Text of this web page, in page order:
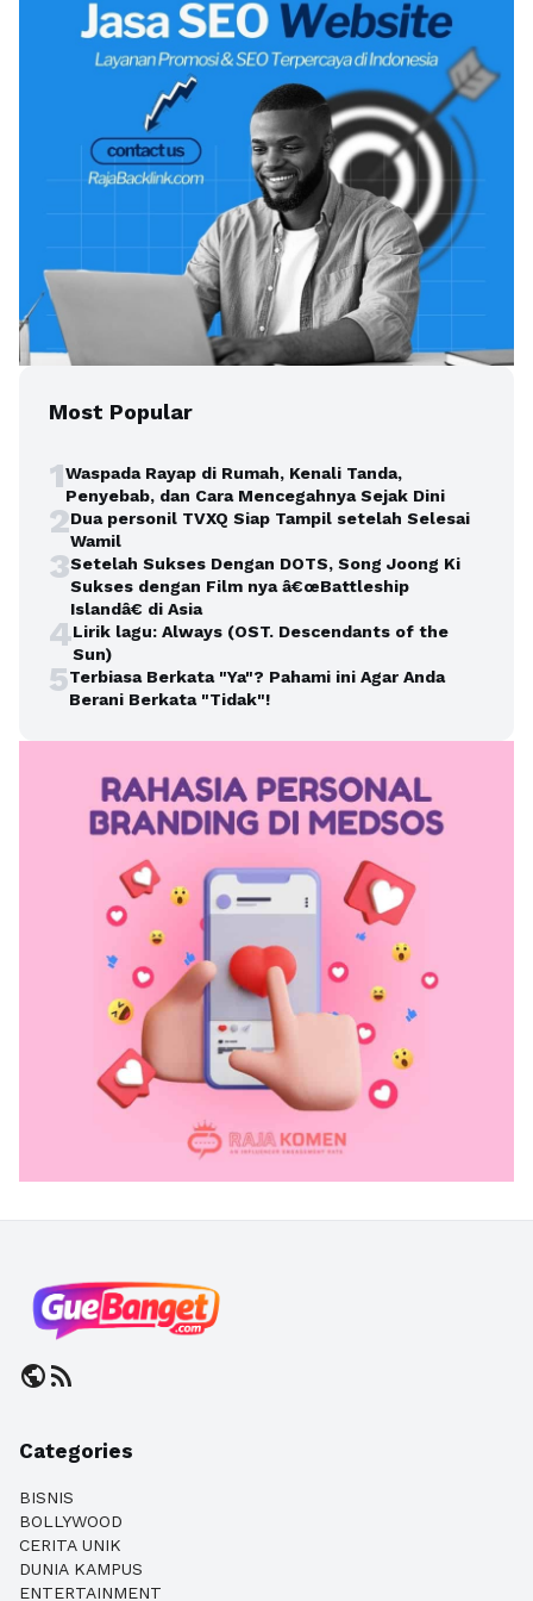
Most Popular
1Waspada Rayap di Rumah, Kenali Tanda,
Penyebab, dan Cara Mencegahnya Sejak Dini
2Dua personil TVXQ Siap Tampil setelah Selesai
Wamil
3Setelah Sukses Dengan DOTS, Song Joong Ki
Sukses dengan Film nya â€œBattleship
Islandâ€ di Asia
4Lirik lagu: Always (OST. Descendants of the
Sun)
5Terbiasa Berkata "Ya"? Pahami ini Agar Anda
Berani Berkata "Tidak"!
publicrss_feed
Categories
BISNIS
BOLLYWOOD
CERITA UNIK
DUNIA KAMPUS
ENTERTAINMENT